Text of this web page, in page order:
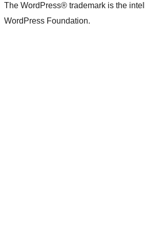
The WordPress® trademark is the
WordPress Foundation.